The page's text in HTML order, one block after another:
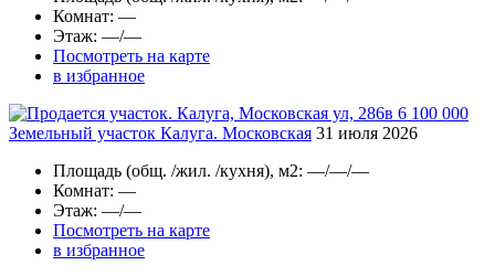
Комнат: —
Этаж: —/—
Посмотреть на карте
в избранное
6 100 000
Земельный участок Калуга. Московская 31 июля 2026
Площадь (общ. /жил. /кухня), м2: —/—/—
Комнат: —
Этаж: —/—
Посмотреть на карте
в избранное